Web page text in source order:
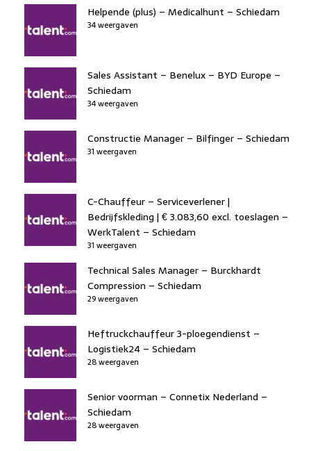
Helpende (plus) – Medicalhunt – Schiedam
34 weergaven
Sales Assistant – Benelux – BYD Europe –
Schiedam
34 weergaven
Constructie Manager – Bilfinger – Schiedam
31 weergaven
C-Chauffeur – Serviceverlener |
Bedrijfskleding | € 3.083,60 excl. toeslagen –
WerkTalent – Schiedam
31 weergaven
Technical Sales Manager – Burckhardt
Compression – Schiedam
29 weergaven
Heftruckchauffeur 3-ploegendienst –
Logistiek24 – Schiedam
28 weergaven
Senior voorman – Connetix Nederland –
Schiedam
28 weergaven